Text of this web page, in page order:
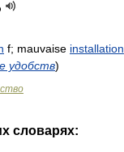
f; mauvaise installation
удобств)
словарях: